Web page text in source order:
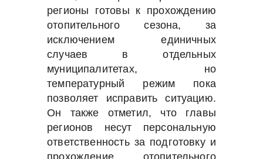
регионы готовы к прохождению
отопительного сезона, за
исключением единичных
случаев в отдельных
муниципалитетах, но
температурный режим пока
позволяет исправить ситуацию.
Он также отметил, что главы
регионов несут персональную
ответственность за подготовку и